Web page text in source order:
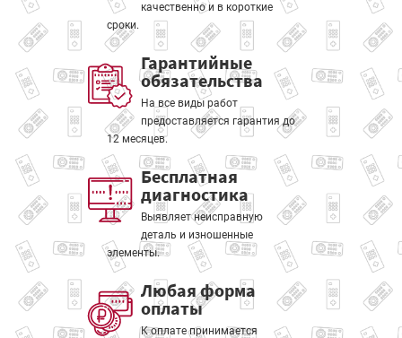
качественно и в короткие
сроки.
Гарантийные
обязательства
На все виды работ
предоставляется гарантия до
12 месяцев.
Бесплатная
диагностика
Выявляет неисправную
деталь и изношенные
элементы.
Любая форма
оплаты
К оплате принимается